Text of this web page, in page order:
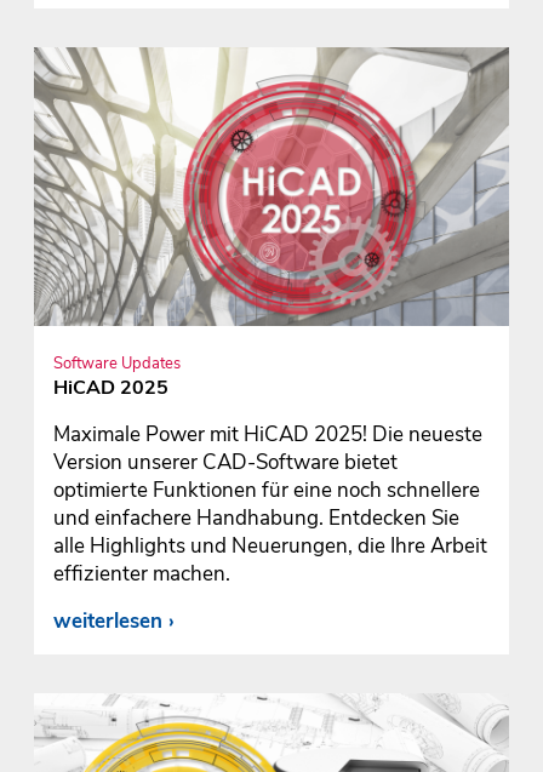
Software Updates
HiCAD 2025
Maximale Power mit HiCAD 2025! Die neueste
Version unserer CAD-Software bietet
optimierte Funktionen für eine noch schnellere
und einfachere Handhabung. Entdecken Sie
alle Highlights und Neuerungen, die Ihre Arbeit
effizienter machen.
weiterlesen